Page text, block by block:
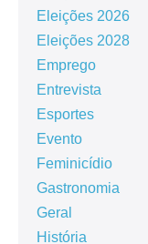
Eleições 2026
Eleições 2028
Emprego
Entrevista
Esportes
Evento
Feminicídio
Gastronomia
Geral
História